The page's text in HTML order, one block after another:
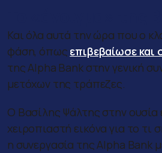
Και όλα αυτά την ώρα που ο
φάση, όπως επιβεβαίωσε και
της Alpha Bank στην γενική
μετόχων της τράπεζες.
Ο Βασίλης Ψάλτης στην ουσία
χειροπιαστή εικόνα για το τι
η συνεργασία της Alpha Bank